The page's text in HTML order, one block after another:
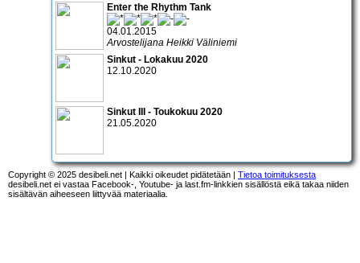
Enter the Rhythm Tank
04.01.2015
Arvostelijana Heikki Väliniemi
Sinkut - Lokakuu 2020
12.10.2020
Sinkut III - Toukokuu 2020
21.05.2020
Copyright © 2025 desibeli.net | Kaikki oikeudet pidätetään | Tietoa toimituksesta
desibeli.net ei vastaa Facebook-, Youtube- ja last.fm-linkkien sisällöstä eikä takaa niiden
sisältävän aiheeseen liittyvää materiaalia.